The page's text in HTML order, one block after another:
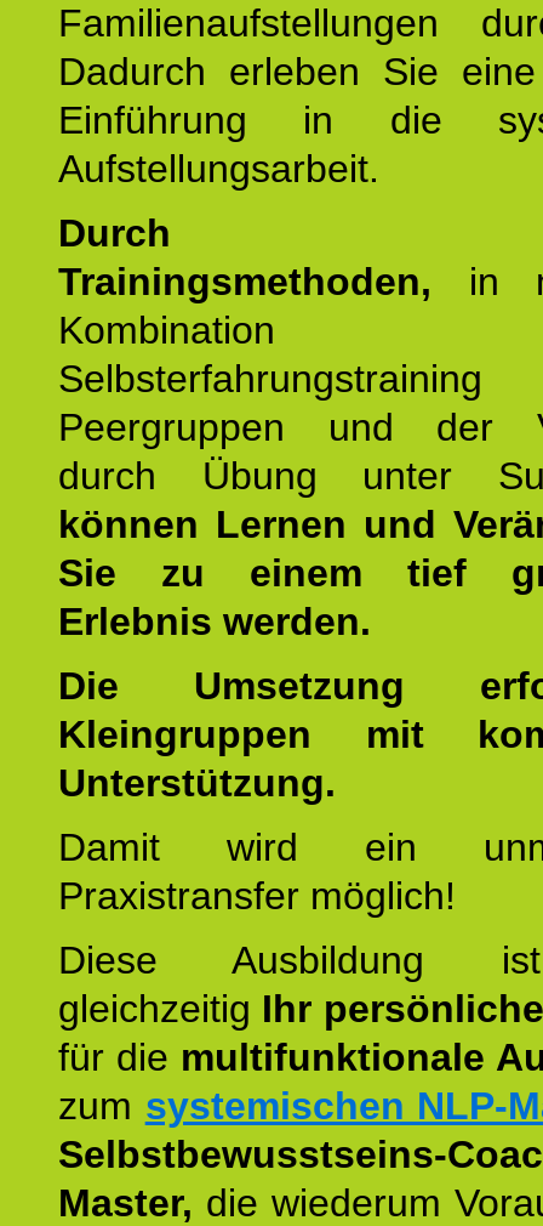
Familienaufstellungen
Dadurch erleben Sie
Einführung in die
Aufstellungsarbeit.
Durch
Trainingsmethoden, in
Peergruppen und der
durch Übung unter
können Lernen und
Sie zu einem tief
Erlebnis werden.
Die Umsetzung
Kleingruppen mit
Unterstützung.
Damit wird ein
Praxistransfer möglich!
Diese Ausbildung
gleichzeitig Ihr
für die multifunktionale
zum systemischen NLP-
Selbstbewusstseins-
Master, die wiederum